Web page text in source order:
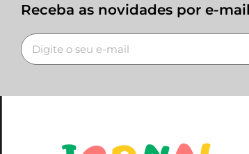
Receba as novidades por e-mail